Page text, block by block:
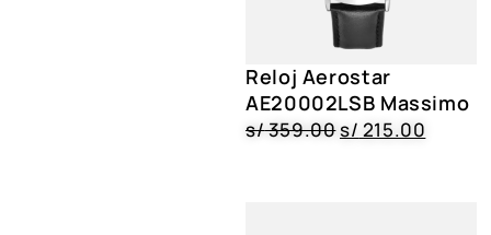
Reloj Aerostar
AE20002LSB Massimo
s/359.00s/ 215.00